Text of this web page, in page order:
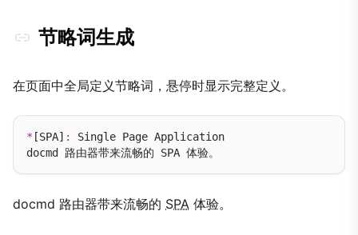
节略词生成
在页面中全局定义节略词，悬停时显示完整定义。
* [SPA] :
Single Page Application
docmd 路由器带来流畅的 SPA 体验。